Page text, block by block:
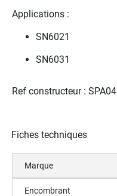
Applications :
SN6021
SN6031
Ref constructeur : SPA04
Fiches techniques
Marque
Encombrant